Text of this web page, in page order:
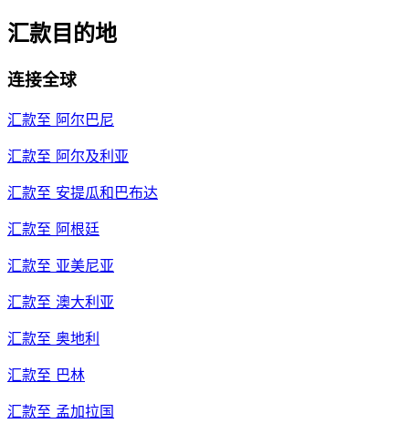
汇款目的地
连接全球
汇款至 阿尔巴尼
汇款至 阿尔及利亚
汇款至 安提瓜和巴布达
汇款至 阿根廷
汇款至 亚美尼亚
汇款至 澳大利亚
汇款至 奥地利
汇款至 巴林
汇款至 孟加拉国